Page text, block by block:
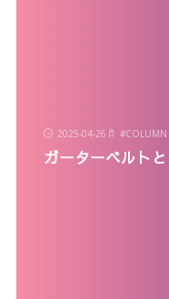
2025-04-26 #COLUMN
ガーターベルト